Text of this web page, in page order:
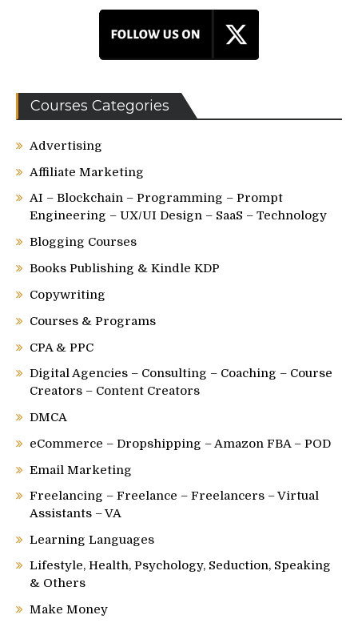
Courses Categories
Advertising
Affiliate Marketing
AI – Blockchain – Programming – Prompt
Engineering – UX/UI Design – SaaS – Technology
Blogging Courses
Books Publishing & Kindle KDP
Copywriting
Courses & Programs
CPA & PPC
Digital Agencies – Consulting – Coaching – Course
Creators – Content Creators
DMCA
eCommerce – Dropshipping – Amazon FBA – POD
Email Marketing
Freelancing – Freelance – Freelancers – Virtual
Assistants – VA
Learning Languages
Lifestyle, Health, Psychology, Seduction, Speaking
& Others
Make Money